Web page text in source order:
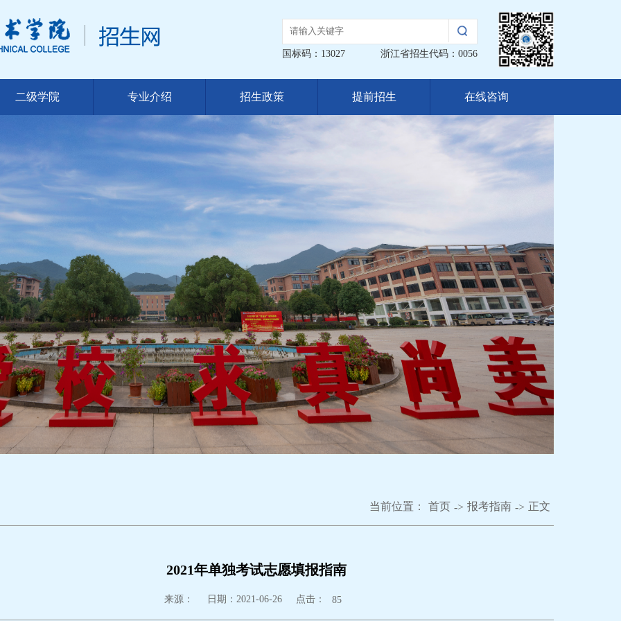
国标码：13027 浙江省招生代码：0056
二级学院 专业介绍 招生政策 提前招生 在线咨询
当前位置： 首页 -> 报考指南 -> 正文
2021年单独考试志愿填报指南
来源： 日期：2021-06-26 点击： 85